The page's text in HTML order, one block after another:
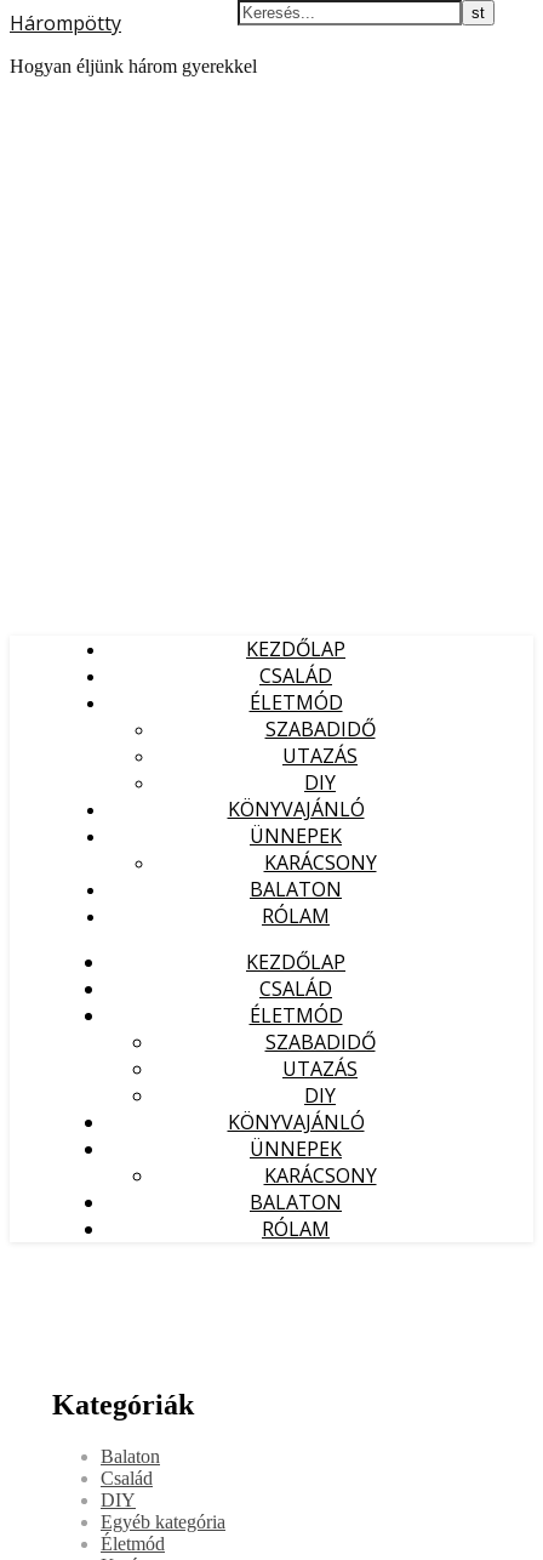
Hárompötty
Hogyan éljünk három gyerekkel
KEZDŐLAP
CSALÁD
ÉLETMÓD
SZABADIDŐ
UTAZÁS
DIY
KÖNYVAJÁNLÓ
ÜNNEPEK
KARÁCSONY
BALATON
RÓLAM
KEZDŐLAP
CSALÁD
ÉLETMÓD
SZABADIDŐ
UTAZÁS
DIY
KÖNYVAJÁNLÓ
ÜNNEPEK
KARÁCSONY
BALATON
RÓLAM
Kategóriák
Balaton
Család
DIY
Egyéb kategória
Életmód